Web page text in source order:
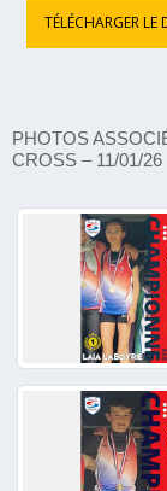
TÉLÉCHARGER
PHOTOS
CROSS – 11/01/26